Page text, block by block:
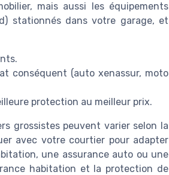
mais aussi les équipements
stationnés dans votre garage, et
conséquent (auto xenassur, moto
protection au meilleur prix.
grossistes peuvent varier selon la
avec votre courtier pour adapter
une assurance auto ou une
habitation et la protection de